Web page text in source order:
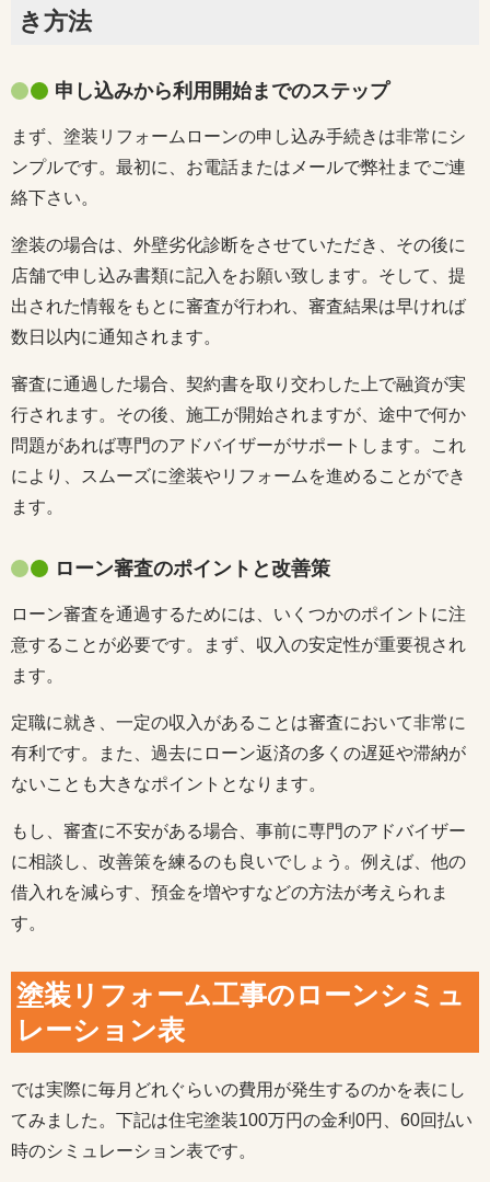
き方法
申し込みから利用開始までのステップ
まず、塗装リフォームローンの申し込み手続きは非常にシ
ンプルです。最初に、お電話またはメールで弊社までご連
絡下さい。
塗装の場合は、外壁劣化診断をさせていただき、その後に
店舗で申し込み書類に記入をお願い致します。そして、提
出された情報をもとに審査が行われ、審査結果は早ければ
数日以内に通知されます。
審査に通過した場合、契約書を取り交わした上で融資が実
行されます。その後、施工が開始されますが、途中で何か
問題があれば専門のアドバイザーがサポートします。これ
により、スムーズに塗装やリフォームを進めることができ
ます。
ローン審査のポイントと改善策
ローン審査を通過するためには、いくつかのポイントに注
意することが必要です。まず、収入の安定性が重要視され
ます。
定職に就き、一定の収入があることは審査において非常に
有利です。また、過去にローン返済の多くの遅延や滞納が
ないことも大きなポイントとなります。
もし、審査に不安がある場合、事前に専門のアドバイザー
に相談し、改善策を練るのも良いでしょう。例えば、他の
借入れを減らす、預金を増やすなどの方法が考えられま
す。
塗装リフォーム工事のローンシミュ
レーション表
では実際に毎月どれぐらいの費用が発生するのかを表にし
てみました。下記は住宅塗装100万円の金利0円、60回払い
時のシミュレーション表です。